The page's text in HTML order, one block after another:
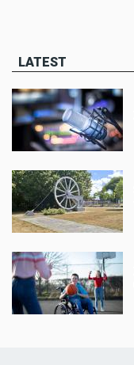
LATEST